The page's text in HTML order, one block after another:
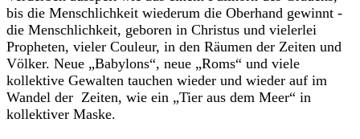
bis die Menschlichkeit wiederum die Oberhand gewinnt -
die Menschlichkeit, geboren in Christus und vielerlei
Propheten, vieler Couleur, in den Räumen der Zeiten und
Völker. Neue „Babylons“, neue „Roms“ und viele
kollektive Gewalten tauchen wieder und wieder auf im
Wandel der Zeiten, wie ein „Tier aus dem Meer“ in
kollektiver Maske.